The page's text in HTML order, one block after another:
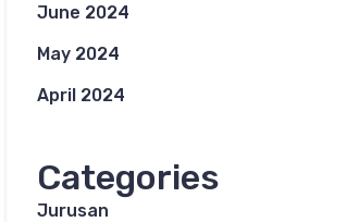
June 2024
May 2024
April 2024
Categories
Jurusan